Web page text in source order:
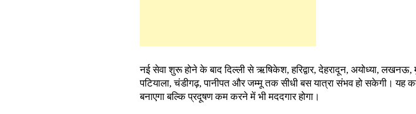
नई सेवा शुरू होने के बाद दिल्ली से ऋषिकेश, हरिद्वार, देहरादून, अयोध्या,
पटियाला, चंडीगढ़, पानीपत और जम्मू तक सीधी बस यात्रा संभव हो सकेगी। यह
बनाएगा बल्कि प्रदूषण कम करने में भी मददगार होगा।